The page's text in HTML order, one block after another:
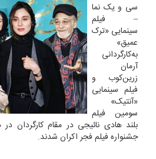
سی و یک نما
– فیلم
سینمایی «ترک
عمیق»
به‌کارگردانی
آرمان
زرین‌کوب و
فیلم سینمایی
«آنتیک»
سومین فیلم
بلند هادی نائیجی در مقام کارگردان
جشنواره فیلم فجر اکران شدند.